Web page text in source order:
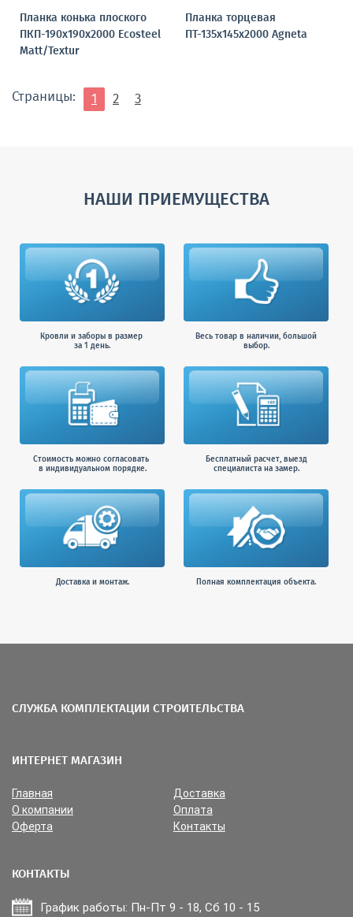
Планка конька плоского
ПКП-190х190х2000 Ecosteel
Matt/Textur
Планка торцевая
ПТ-135х145х2000 Agneta
Страницы: 1 2 3
НАШИ ПРИЕМУЩЕСТВА
Кровли и заборы в размер
за 1 день.
Весь товар в наличии, большой
выбор.
Стоимость можно согласовать
в индивидуальном порядке.
Бесплатный расчет, выезд
специалиста на замер.
Доставка и монтаж. Полная комплектация объекта.
СЛУЖБА КОМПЛЕКТАЦИИ СТРОИТЕЛЬСТВА
ИНТЕРНЕТ МАГАЗИН
Главная
Доставка
О компании
Оплата
Оферта
Контакты
КОНТАКТЫ
График работы: Пн-Пт 9 - 18, Сб 10 - 15